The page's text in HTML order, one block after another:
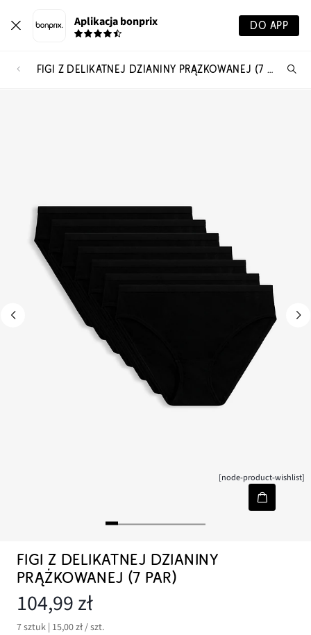
Aplikacja bonprix DO APP
FIGI Z DELIKATNEJ DZIANINY PRĄŻKOWANEJ (7 PAR)
[node-product-wishlist]
FIGI Z DELIKATNEJ DZIANINY
PRĄŻKOWANEJ (7 PAR)
104,99 zł
7 sztuk | 15,00 zł / szt.